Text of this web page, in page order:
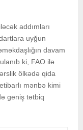
addımları
uyğun
davam
ki, FAO ilə
ölkədə qida
mənbə kimi
geniş tətbiq